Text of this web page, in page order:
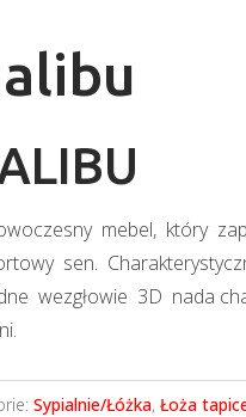
mebel, który
sen.
wezgłowie 3D nada
Sypialnie/Łóżka,Łoża